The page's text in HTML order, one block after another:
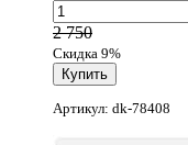
2 750
Скидка 9%
Артикул: dk-78408